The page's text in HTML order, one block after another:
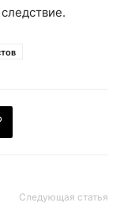
Следующая статья